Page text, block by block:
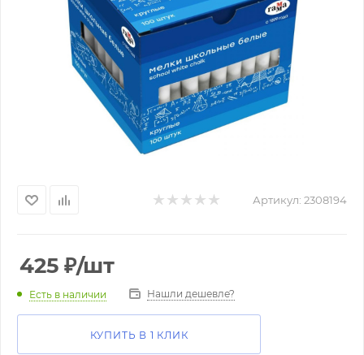
Артикул: 2308194
425 ₽/шт
Есть в наличии Нашли дешевле?
КУПИТЬ В 1 КЛИК